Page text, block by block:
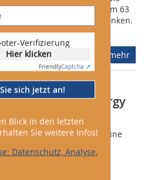
Verifizierung
Hier klicken
FriendlyCaptcha ⇗
sich jetzt an!
Blick in den letzten
Sie weitere Infos!
Datenschutz, Analyse,
CO2-Ausstoß um 63
den Werten von 1995 senken.
mehr
für „Energy
aus Kältemaschine
Netherlands N.V.  eine
der GEA Refrigeration